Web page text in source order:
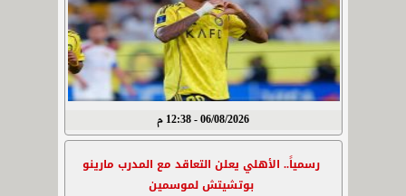
06/08/2026 - 12:38 م
رسمياً.. الأهلي يعلن التعاقد مع المدرب مارينو
بوتشيتش لموسمين